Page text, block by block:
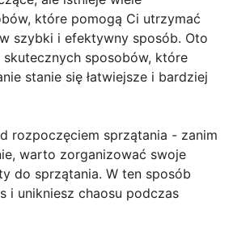
które pomogą Ci utrzymać
szybki i efektywny sposób. Oto
sposobów, które
stanie się łatwiejsze i bardziej
rozpoczęciem sprzątania - zanim
warto zorganizować swoje
do sprzątania. W ten sposób
i unikniesz chaosu podczas